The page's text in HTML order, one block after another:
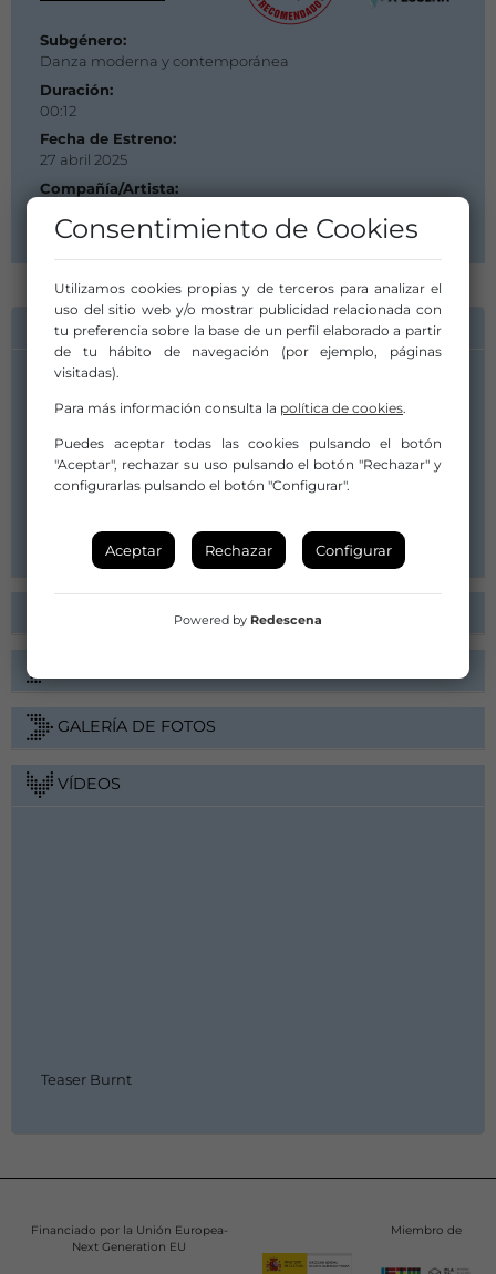
Subgénero:
Danza moderna y contemporánea
Duración:
00:12
Fecha de Estreno:
27 abril 2025
Compañía/Artista:
INFORMACIÓN DE CONTACTO
LASALA
lasalart@gmail.com
judithargomaniz@gmail.com
646929930
Web
FICHA ARTÍSTICA
GALERÍA DE FOTOS
VÍDEOS
Teaser Burnt
Financiado por la Unión Europea-
Next Generation EU
Miembro de
Consentimiento de Cookies
Utilizamos cookies propias y de terceros para analizar el
uso del sitio web y/o mostrar publicidad relacionada con
tu preferencia sobre la base de un perfil elaborado a partir
de tu hábito de navegación (por ejemplo, páginas
visitadas).
Para más información consulta la política de cookies.
Puedes aceptar todas las cookies pulsando el botón
"Aceptar", rechazar su uso pulsando el botón "Rechazar" y
configurarlas pulsando el botón "Configurar".
Aceptar Rechazar Configurar
Powered by Redescena